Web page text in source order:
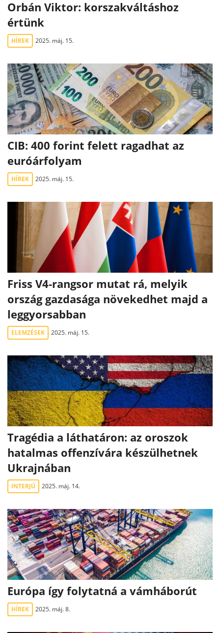
Orbán Viktor: korszakváltáshoz
értünk
HÍREK 2025. máj. 15.
CIB: 400 forint felett ragadhat az
euróárfolyam
HÍREK 2025. máj. 15.
Friss V4-rangsor mutat rá, melyik
ország gazdasága növekedhet majd a
leggyorsabban
ELEMZÉSEK 2025. máj. 15.
Tragédia a láthatáron: az oroszok
hatalmas offenzívára készülhetnek
Ukrajnában
INTERJÚ 2025. máj. 14.
Európa így folytatná a vámháborút
HÍREK 2025. máj. 8.